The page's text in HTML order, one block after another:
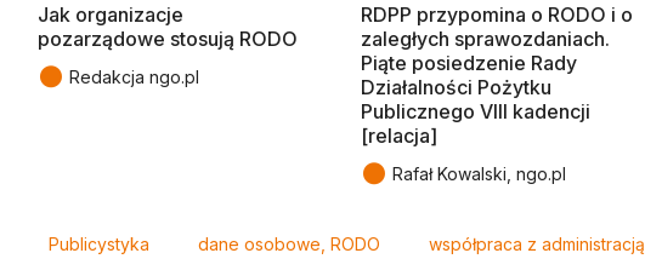
Jak organizacje
pozarządowe stosują RODO
● Redakcja ngo.pl
RDPP przypomina o RODO i o
zaległych sprawozdaniach.
Piąte posiedzenie Rady
Działalności Pożytku
Publicznego VIII kadencji
[relacja]
● Rafał Kowalski, ngo.pl
Publicystyka dane osobowe, RODO współpraca z administracją